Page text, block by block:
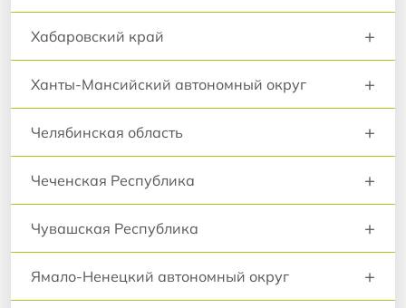
Хабаровский край +
Ханты-Мансийский автономный округ +
Челябинская область +
Чеченская Республика +
Чувашская Республика +
Ямало-Ненецкий автономный округ +